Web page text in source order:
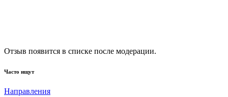
Отзыв появится в списке после модерации.
Часто ищут
Направления